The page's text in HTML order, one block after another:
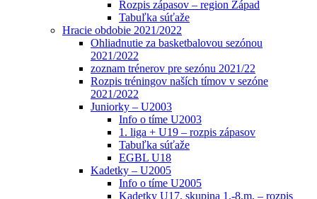
Rozpis zápasov – region Západ
Tabuľka súťaže
Hracie obdobie 2021/2022
Ohliadnutie za basketbalovou sezónou
2021/2022
zoznam trénerov pre sezónu 2021/22
Rozpis tréningov naších tímov v sezóne
2021/2022
Juniorky – U2003
Info o tíme U2003
1. liga + U19 – rozpis zápasov
Tabuľka súťaže
EGBL U18
Kadetky – U2005
Info o tíme U2005
Kadetky U17, skupina 1.-8.m. – rozpis